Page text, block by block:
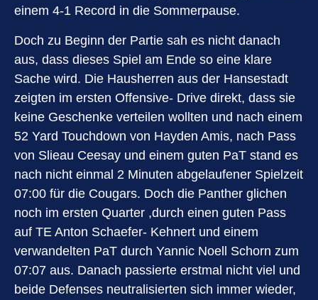
einem 4-1 Record in die Sommerpause.
Doch zu Beginn der Partie sah es nicht danach
aus, dass dieses Spiel am Ende so eine klare
Sache wird. Die Hausherren aus der Hansestadt
zeigten im ersten Offensive- Drive direkt, dass sie
keine Geschenke verteilen wollten und nach einem
52 Yard Touchdown von Hayden Amis, nach Pass
von Slieau Ceesay und einem guten PaT stand es
nach nicht einmal 2 Minuten abgelaufener Spielzeit
07:00 für die Cougars. Doch die Panther glichen
noch im ersten Quarter ,durch einen guten Pass
auf TE Anton Schaefer- Kehnert und einem
verwandelten PaT durch Yannic Noell Schorn zum
07:07 aus. Danach passierte erstmal nicht viel und
beide Defenses neutralisierten sich immer wieder,